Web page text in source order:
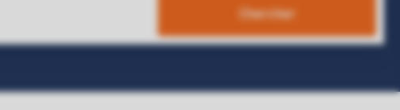
Chercher